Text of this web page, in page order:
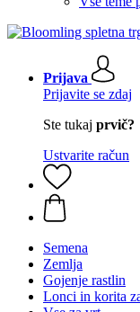
Prijava
Prijavite se zdaj
Ste tukaj prvič?
Ustvarite račun
Semena
Zemlja
Gojenje rastlin
Lonci in korita